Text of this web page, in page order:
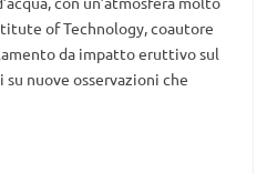
of Technology, coautore
da impatto eruttivo sul
nuove osservazioni che